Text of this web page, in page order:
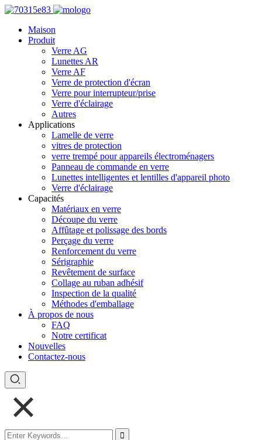
Maison
Produit
Verre AG
Lunettes AR
Verre AF
Verre de protection d'écran
Verre pour interrupteur/prise
Verre d'éclairage
Autres
Applications
Lamelle de verre
vitres de protection
verre trempé pour appareils électroménagers
Panneau de commande en verre
Lunettes intelligentes et lentilles d'appareil photo
Verre d'éclairage
Capacités
Matériaux en verre
Découpe du verre
Affûtage et polissage des bords
Perçage du verre
Renforcement du verre
Sérigraphie
Revêtement de surface
Collage au ruban adhésif
Inspection de la qualité
Méthodes d'emballage
À propos de nous
FAQ
Notre certificat
Nouvelles
Contactez-nous